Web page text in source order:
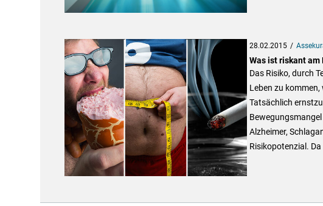
28.02.2015
Was ist riskant am
Das Risiko, durch
Leben zu
Tatsächlich
Alzheimer,
Risikopotenzial. Da